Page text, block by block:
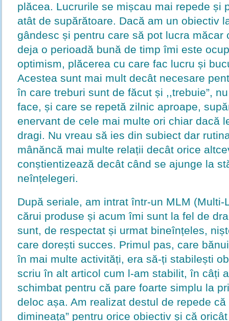
plăcea. Lucrurile se mișcau mai repede și
atât de supărătoare. Dacă am un obiectiv
gândesc și pentru care să pot lucra măcar
deja o perioadă bună de timp îmi este
optimism, plăcerea cu care fac lucru și
Acestea sunt mai mult decât necesare
în care treburi sunt de făcut și ,,trebuie”,
face, și care se repetă zilnic aproape,
enervant de cele mai multe ori chiar dacă
dragi. Nu vreau să ies din subiect dar
mânăncă mai multe relații decât orice
conștientizează decât când se ajunge la
neînțelegeri.
După seriale, am intrat într-un MLM (Multi-
cărui produse și acum îmi sunt la fel de
sunt, de respectat și urmat bineînțeles,
care dorești succes. Primul pas, care
în mai multe activități, era să-ți stabilești
scriu în alt articol cum l-am stabilit, în câți
schimbat pentru că pare foarte simplu la
deloc așa. Am realizat destul de repede
dimineața” pentru orice obiectiv și că